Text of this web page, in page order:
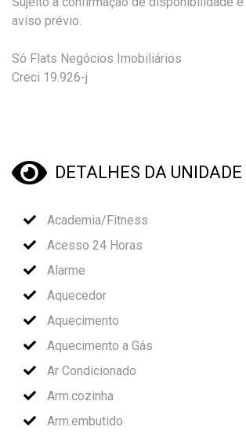
aviso prévio.
Só Flats Negócios Imobiliários
Creci 19.926-j
DETALHES DA UNIDADE
Academia/Fitness
Acesso 24 Horas
Alarme
Aquecedor
Aquecimento
Aquecimento a Gás
Ar Condicionado
Arm.cozinha
Arm.embutido